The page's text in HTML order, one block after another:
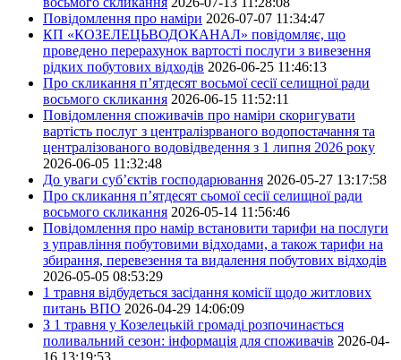
Повідомлення про наміри 2026-07-07 11:34:47
КП «КОЗЕЛЕЦЬВОДОКАНАЛ» повідомляє, що
проведено перерахунок вартості послуги з вивезення
рідких побутових відходів 2026-06-25 11:46:13
Про скликання п’ятдесят восьмої сесії селищної ради
восьмого скликання 2026-06-15 11:52:11
Повідомлення споживачів про наміри скоригувати
вартість послуг з централізрваного водопостачання та
централізованого водовідведення з 1 липня 2026 року
2026-06-05 11:32:48
До уваги суб’єктів господарювання 2026-05-27 13:17:58
Про скликання п’ятдесят сьомої сесії селищної ради
восьмого скликання 2026-05-14 11:56:46
Повідомлення про намір встановити тарифи на послуги
з управління побутовими відходами, а також тарифи на
збирання, перевезення та видалення побутових відходів
2026-05-05 08:53:29
1 травня відбудеться засідання комісії щодо житлових
питань ВПО 2026-04-29 14:06:09
З 1 травня у Козелецькій громаді розпочинається
поливальний сезон: інформація для споживачів 2026-04-
16 13:19:53